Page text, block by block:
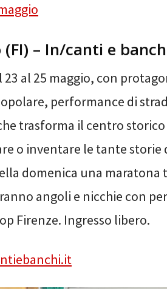
– In/canti e
al 25 maggio, con
performance di
trasforma il centro
o inventare le tante
domenica una maratona
angoli e nicchie con
Firenze. Ingresso libero.